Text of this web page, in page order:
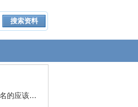
4 义龙洞：是天然溶洞，被誉为“天下第一洞”、“地下艺术长廊”，里面特别凉快，有很多造型奇特的钟乳石，里面也有很多景观，最出名的应该是“洞天飞瀑”，是罕见的奇观，另外还有“仙女下凡”、“深洞晴雪”等等，其他的不记得了，大家自己去慢慢看吧(*^__^*)5 其实萍乡也有很多很漂亮的油菜花，每年春天特...